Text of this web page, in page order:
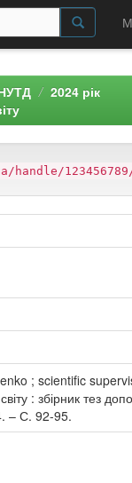
2024 рік
123456789/
; scientific
: збірник тез
– С. 92-95.